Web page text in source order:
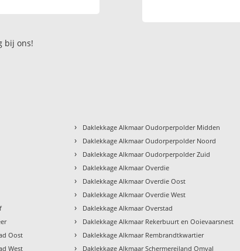
bij ons!
Oost
West
› Daklekkage Alkmaar Oudorperpolder Midden
› Daklekkage Alkmaar Oudorperpolder Noord
› Daklekkage Alkmaar Oudorperpolder Zuid
› Daklekkage Alkmaar Overdie
› Daklekkage Alkmaar Overdie Oost
› Daklekkage Alkmaar Overdie West
› Daklekkage Alkmaar Overstad
› Daklekkage Alkmaar Rekerbuurt en Ooievaarsnest
› Daklekkage Alkmaar Rembrandtkwartier
› Daklekkage Alkmaar Schermereiland Omval